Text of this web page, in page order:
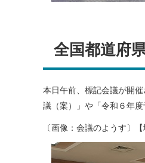
全国都道府
本日午前、標記会議が開
議（案）」や「令和６年
〔画像：会議のようす〕